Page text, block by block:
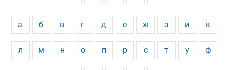
а б в г д е ж з и к
л м н о п р с т у ф